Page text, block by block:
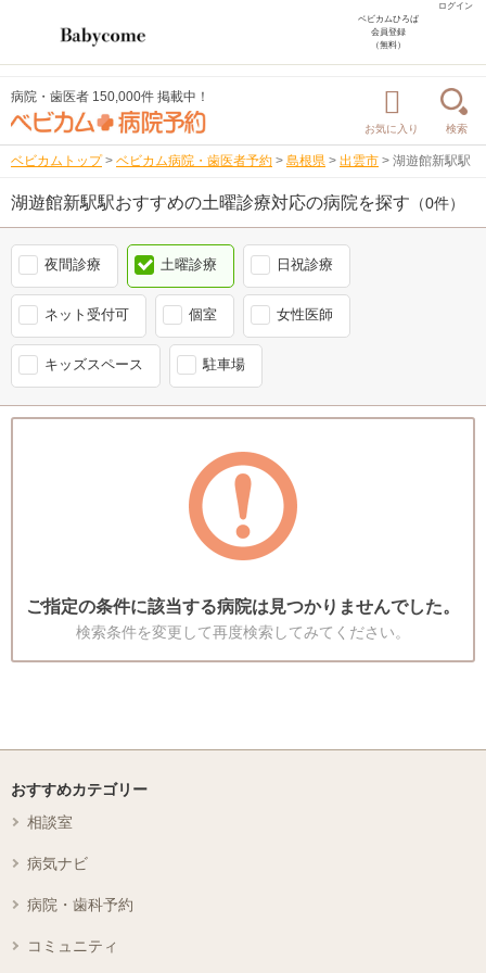
ログイン
ベビカムひろば
会員登録
（無料）
病院・歯医者 150,000件 掲載中！
お気に入り 検索
ベビカムトップ > ベビカム病院・歯医者予約 > 島根県 > 出雲市 > 湖遊館新駅駅
湖遊館新駅駅おすすめの土曜診療対応の病院を探す （0件）
夜間診療 土曜診療 日祝診療
ネット受付可 個室 女性医師
キッズスペース 駐車場
ご指定の条件に該当する病院は見つかりませんでした。
検索条件を変更して再度検索してみてください。
おすすめカテゴリー
相談室
病気ナビ
病院・歯科予約
コミュニティ